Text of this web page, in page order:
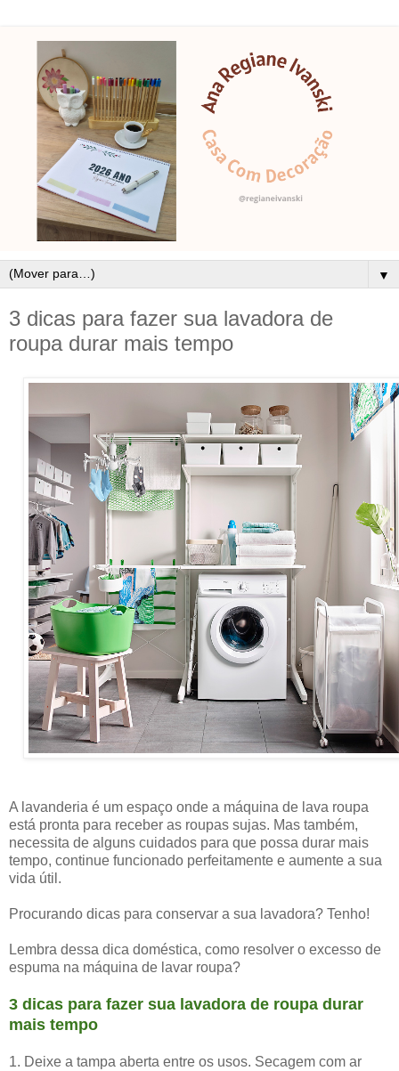
▼
3 dicas para fazer sua lavadora de
roupa durar mais tempo
A lavanderia é um espaço onde a máquina de lava roupa
está pronta para receber as roupas sujas. Mas também,
necessita de alguns cuidados para que possa durar mais
tempo, continue funcionado perfeitamente e aumente a sua
vida útil.
Procurando dicas para conservar a sua lavadora? Tenho!
Lembra dessa dica doméstica, como resolver o excesso de
espuma na máquina de lavar roupa?
3 dicas para fazer sua lavadora de roupa durar
mais tempo
1. Deixe a tampa aberta entre os usos. Secagem com ar